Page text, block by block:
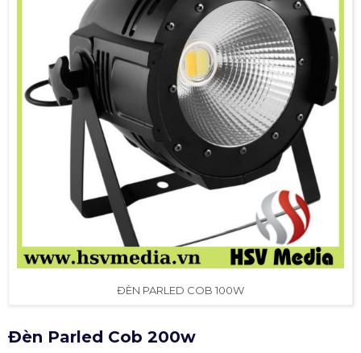
ĐÈN PARLED COB 100W
Đèn Parled Cob 200w